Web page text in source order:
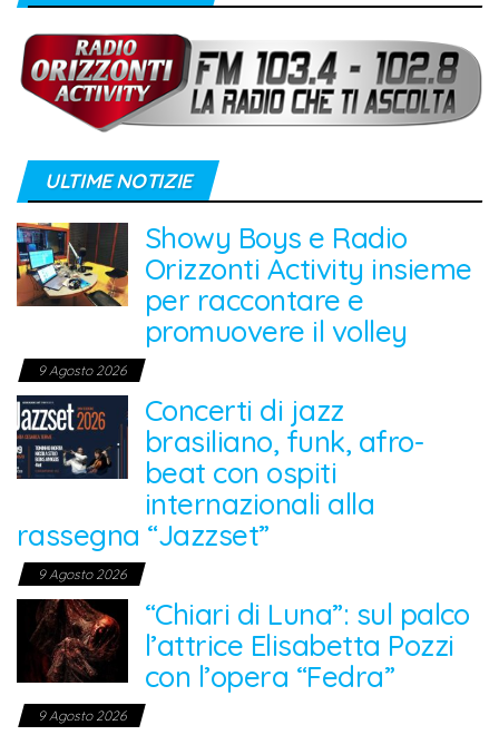
ULTIME NOTIZIE
Showy Boys e Radio
Orizzonti Activity insieme
per raccontare e
promuovere il volley
9 Agosto 2026
Concerti di jazz
brasiliano, funk, afro-
beat con ospiti
internazionali alla
rassegna “Jazzset”
9 Agosto 2026
“Chiari di Luna”: sul palco
l’attrice Elisabetta Pozzi
con l’opera “Fedra”
9 Agosto 2026